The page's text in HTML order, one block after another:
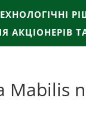
АКЦІОНЕРІВ
Mabilis